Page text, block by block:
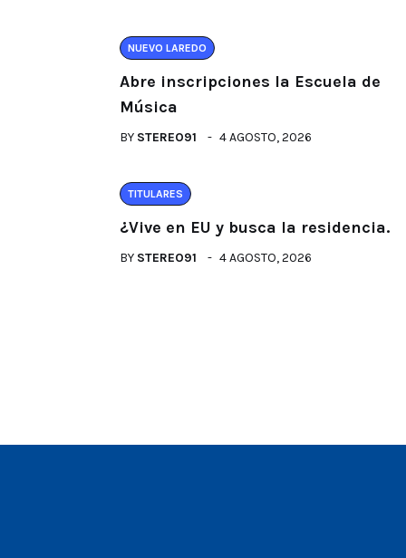
NUEVO LAREDO
Abre inscripciones la Escuela de
Música
BY STEREO91 4 AGOSTO, 2026
TITULARES
¿Vive en EU y busca la residencia.
BY STEREO91 4 AGOSTO, 2026